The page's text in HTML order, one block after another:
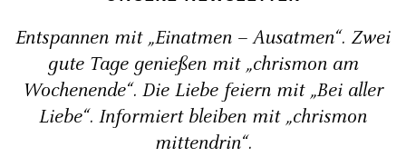
Entspannen mit „Einatmen – Ausatmen“. Zwei
gute Tage genießen mit „chrismon am
Wochenende“. Die Liebe feiern mit „Bei aller
Liebe“. Informiert bleiben mit „chrismon
mittendrin“.